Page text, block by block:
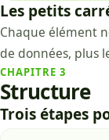
Les petits
Chaque élément
de données, plus
CHAPITRE 3
Structure
Trois étapes